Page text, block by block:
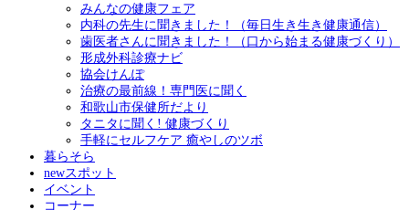
みんなの健康フェア
内科の先生に聞きました！（毎日生き生き健康通信）
歯医者さんに聞きました！（口から始まる健康づくり）
形成外科診療ナビ
協会けんぽ
治療の最前線！専門医に聞く
和歌山市保健所だより
タニタに聞く! 健康づくり
手軽にセルフケア 癒やしのツボ
暮らそら
newスポット
イベント
コーナー